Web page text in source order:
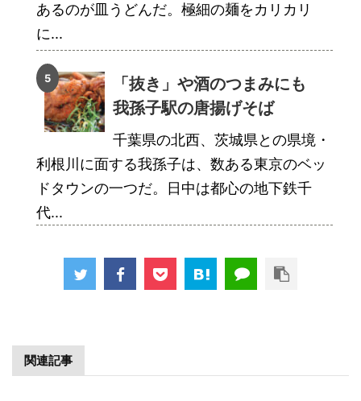
あるのが皿うどんだ。極細の麺をカリカリ
に...
「抜き」や酒のつまみにも
我孫子駅の唐揚げそば
千葉県の北西、茨城県との県境・
利根川に面する我孫子は、数ある東京のベッ
ドタウンの一つだ。日中は都心の地下鉄千
代...
関連記事